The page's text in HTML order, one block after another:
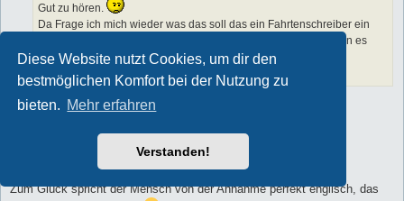
Diese Website nutzt Cookies, um dir den
bestmöglichen Komfort bei der Nutzung zu
bieten. Mehr erfahren
Verstanden!
Gut zu hören.
Da Frage ich mich wieder was das soll das ein Fahrtenschreiber ein
Notlauf auslöst und nicht ne Lampe oder sowas angeht das man es
überprüfen sollte.
Gute Weiterfahrt.
Das frage ich mich auch
Am Montag kann ich den Laster holen und sie erklären mir den
Sachverhalt genau….bin gespannt…
Zum Glück spricht der Mensch von der Annahme perfekt englisch, das